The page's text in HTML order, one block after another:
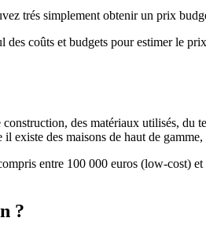
trés simplement obtenir un prix
coûts et budgets pour estimer le
des matériaux utilisés,
existe des maisons de haut de
entre 100 000 euros (low-cost)
?